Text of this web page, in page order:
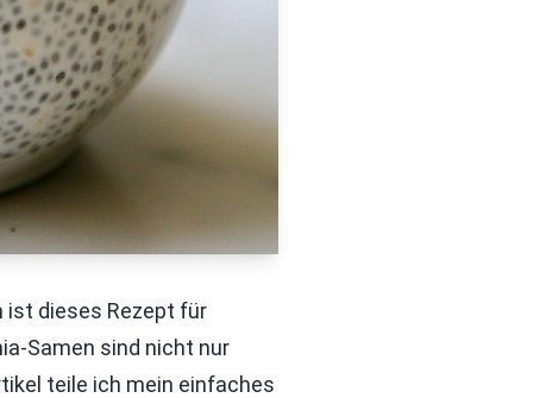
ist dieses Rezept für
Samen sind nicht nur
teile ich mein einfaches